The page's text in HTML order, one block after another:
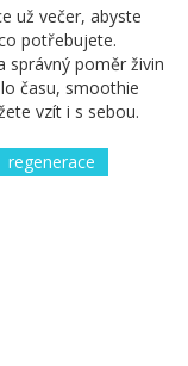
už večer, abyste
potřebujete.
správný poměr živin
času, smoothie
vzít i s sebou.
regenerace